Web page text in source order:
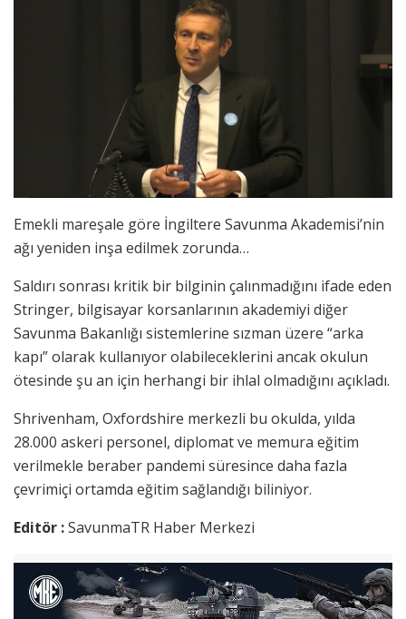
Emekli mareşale göre İngiltere Savunma Akademisi’nin
ağı yeniden inşa edilmek zorunda…
Saldırı sonrası kritik bir bilginin çalınmadığını ifade eden
Stringer, bilgisayar korsanlarının akademiyi diğer
Savunma Bakanlığı sistemlerine sızman üzere “arka
kapı” olarak kullanıyor olabileceklerini ancak okulun
ötesinde şu an için herhangi bir ihlal olmadığını açıkladı.
Shrivenham, Oxfordshire merkezli bu okulda, yılda
28.000 askeri personel, diplomat ve memura eğitim
verilmekle beraber pandemi süresince daha fazla
çevrimiçi ortamda eğitim sağlandığı biliniyor.
Editör :SavunmaTR Haber Merkezi